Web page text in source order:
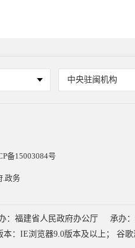
中央驻闽机构
备15003084号
.政务
：福建省人民政府办公厅
承办
：IE浏览器9.0版本及以上； 谷